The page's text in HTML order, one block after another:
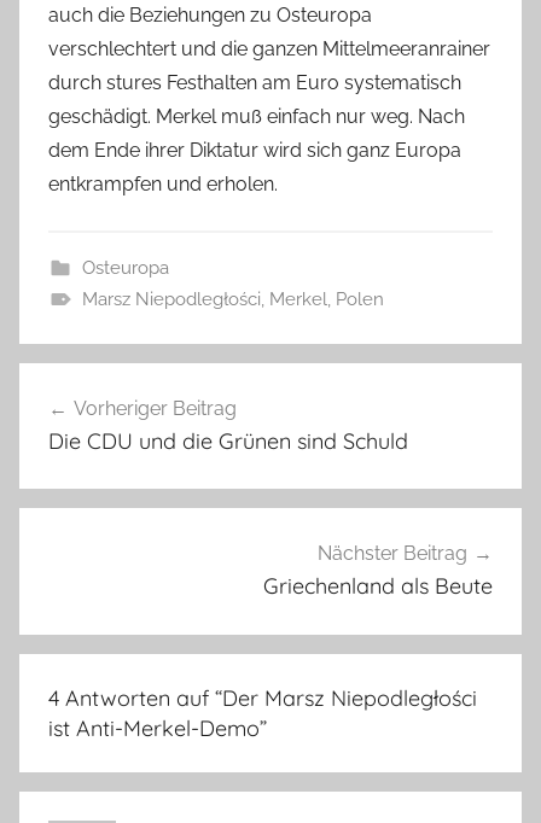
auch die Beziehungen zu Osteuropa
verschlechtert und die ganzen Mittelmeeranrainer
durch stures Festhalten am Euro systematisch
geschädigt. Merkel muß einfach nur weg. Nach
dem Ende ihrer Diktatur wird sich ganz Europa
entkrampfen und erholen.
Osteuropa
Marsz Niepodległości, Merkel, Polen
Vorheriger Beitrag
Die CDU und die Grünen sind Schuld
Nächster Beitrag
Griechenland als Beute
4 Antworten auf “Der Marsz Niepodległości
ist Anti-Merkel-Demo”